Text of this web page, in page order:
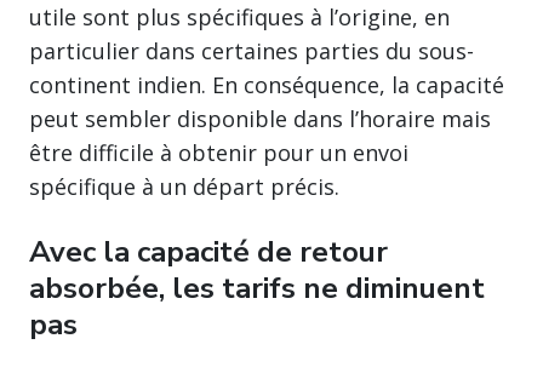
utile sont plus spécifiques à l’origine, en
particulier dans certaines parties du sous-
continent indien. En conséquence, la capacité
peut sembler disponible dans l’horaire mais
être difficile à obtenir pour un envoi
spécifique à un départ précis.
Avec la capacité de retour
absorbée, les tarifs ne diminuent
pas